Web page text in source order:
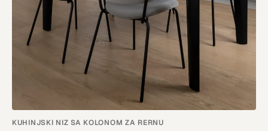
KUHINJSKI NIZ SA KOLONOM ZA RERNU